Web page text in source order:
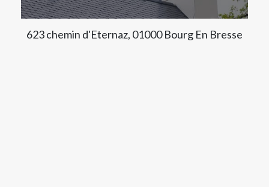
623 chemin d'Eternaz, 01000 Bourg En Bresse